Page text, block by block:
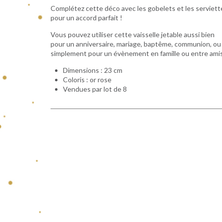
Complétez cette déco avec les gobelets et les
pour un accord parfait !
Vous pouvez utiliser cette vaisselle jetable aussi bien
pour un anniversaire, mariage, baptême, communion, ou
simplement pour un évènement en famille ou entre
Dimensions : 23 cm
Coloris : or rose
Vendues par lot de 8